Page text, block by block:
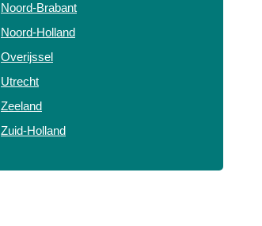
Noord-Brabant
Noord-Holland
Overijssel
Utrecht
Zeeland
Zuid-Holland